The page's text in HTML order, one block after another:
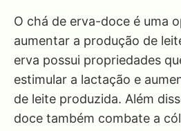
O chá de erva-doce é uma
aumentar a produção de
erva possui propriedades
estimular a lactação e
de leite produzida. Além
doce também combate a